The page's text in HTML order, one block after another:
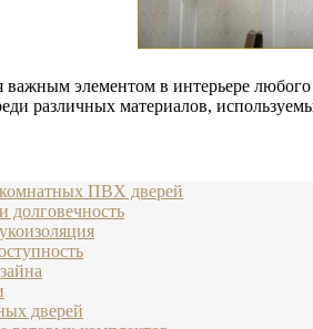
элементом в интерьере
различных материалов,
ПВХ дверей
долговечность
дверей